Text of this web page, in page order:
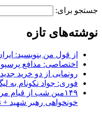
جستجو برای:
نوشته‌های تازه
از قول من بنویسید:
اختصاصی: مدافع
رونمایی از دو خرید
فوری: جواد نکونام به
۱۴۹مین شب از
خونخواهی رهبر شهید +